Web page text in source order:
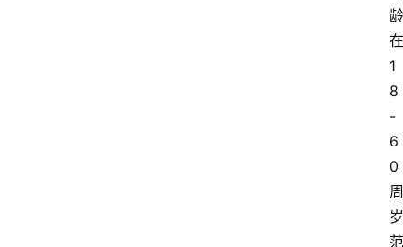
龄
在
1
8
-
6
0
周
岁
范